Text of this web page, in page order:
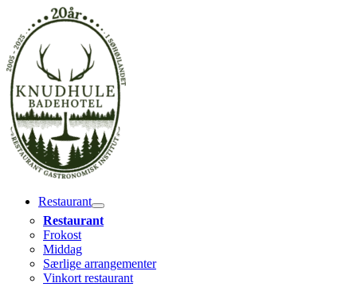
indholdet
Restaurant
Restaurant
Frokost
Middag
Særlige arrangementer
Vinkort restaurant